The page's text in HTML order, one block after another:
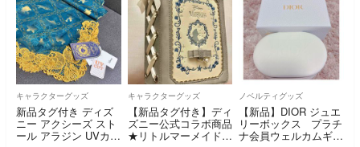
キャラクターグッズ
新品タグ付き ディズ
ニー アクシーズ スト
ール アラジン UVカッ
キャラクターグッズ
【新品タグ付き】ディ
ズニー公式コラボ商品
★リトルマーメイド★
ノベルティグッズ
【新品】DIOR ジュエ
リーボックス プラチ
ナ会員ウェルカムギフ